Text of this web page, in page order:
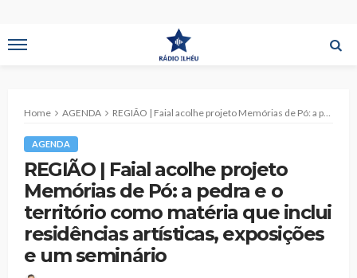
Home AGENDA REGIÃO | Faial acolhe projeto Memórias de Pó: a pedra e o território como matéria que inclui residências artísticas, exposições e um seminário
AGENDA
REGIÃO | Faial acolhe projeto
Memórias de Pó: a pedra e o
território como matéria que inclui
residências artísticas, exposições
e um seminário